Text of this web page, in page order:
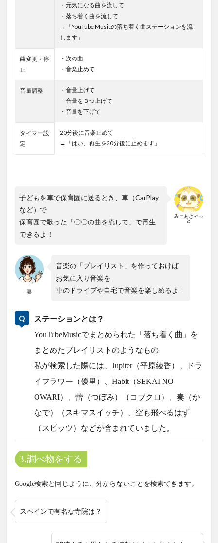
・元気になる曲を流して
・落ち着く曲を流して
→「YouTube Musicの落ち着く曲ステーションを流
します」
曲変更・停
止
・次の曲
・音楽止めて
音量調整
・音量上げて
・音量を３つ上げて
・音量を下げて
タイマー設
定
20分後に音楽止めて
→「はい、再生を20分後に止めます」
みーあきゃっ
と
子どもを車で保育園に送るとき、車（CarPlay
など）で
保育園で歌った「〇〇の曲を流して」で再生
できるよ！
妻
音楽の「プレイリスト」を作っておけば
お気に入り音楽を
車のドライブや自宅で音楽を楽しめるよ！
ステーションとは？
YouTubeMusicでまとめられた「落ち着く曲」を
まとめたプレイリストのようなもの
私が検索した際には、Jupiter（平原綾香）、ドラ
イフラワー（優里）、Habit（SEKAI NO
OWARI）、蕾（つぼみ）（コブクロ）、奏（か
なで）（スキマスイッチ）、空も飛べるはず
（スピッツ）などが含まれていました。
3.調べ物をする
Google検索と同じように、分からないことを検索できます。
スペインで有名な寺院は？